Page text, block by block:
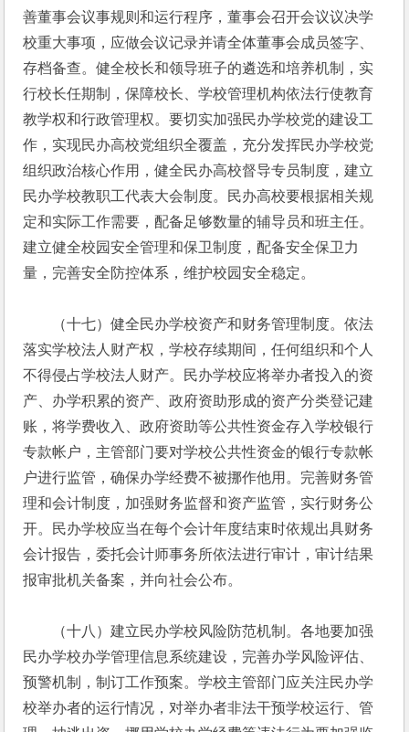
善董事会议事规则和运行程序，董事会召开会议议决学
校重大事项，应做会议记录并请全体董事会成员签字、
存档备查。健全校长和领导班子的遴选和培养机制，实
行校长任期制，保障校长、学校管理机构依法行使教育
教学权和行政管理权。要切实加强民办学校党的建设工
作，实现民办高校党组织全覆盖，充分发挥民办学校党
组织政治核心作用，健全民办高校督导专员制度，建立
民办学校教职工代表大会制度。民办高校要根据相关规
定和实际工作需要，配备足够数量的辅导员和班主任。
建立健全校园安全管理和保卫制度，配备安全保卫力
量，完善安全防控体系，维护校园安全稳定。
（十七）健全民办学校资产和财务管理制度。依法
落实学校法人财产权，学校存续期间，任何组织和个人
不得侵占学校法人财产。民办学校应将举办者投入的资
产、办学积累的资产、政府资助形成的资产分类登记建
账，将学费收入、政府资助等公共性资金存入学校银行
专款帐户，主管部门要对学校公共性资金的银行专款帐
户进行监管，确保办学经费不被挪作他用。完善财务管
理和会计制度，加强财务监督和资产监管，实行财务公
开。民办学校应当在每个会计年度结束时依规出具财务
会计报告，委托会计师事务所依法进行审计，审计结果
报审批机关备案，并向社会公布。
（十八）建立民办学校风险防范机制。各地要加强
民办学校办学管理信息系统建设，完善办学风险评估、
预警机制，制订工作预案。学校主管部门应关注民办学
校举办者的运行情况，对举办者非法干预学校运行、管